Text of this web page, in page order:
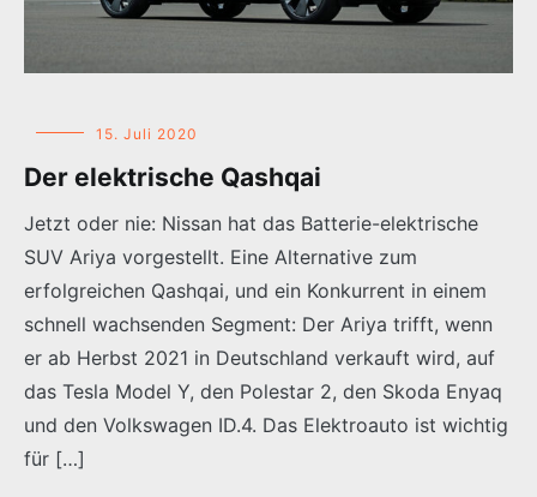
15. Juli 2020
Der elektrische Qashqai
Jetzt oder nie: Nissan hat das Batterie-elektrische
SUV Ariya vorgestellt. Eine Alternative zum
erfolgreichen Qashqai, und ein Konkurrent in einem
schnell wachsenden Segment: Der Ariya trifft, wenn
er ab Herbst 2021 in Deutschland verkauft wird, auf
das Tesla Model Y, den Polestar 2, den Skoda Enyaq
und den Volkswagen ID.4. Das Elektroauto ist wichtig
für […]